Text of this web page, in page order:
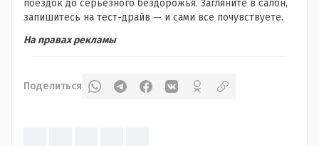
поездок до серьезного бездорожья. Загляните в салон,
запишитесь на тест-драйв — и сами все почувствуете.
На правах рекламы
Поделиться